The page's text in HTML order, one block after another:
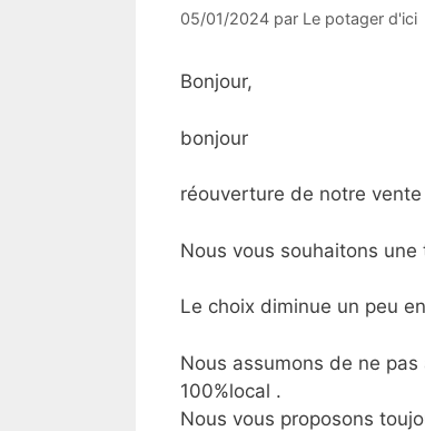
05/01/2024 par Le potager d'ici
Bonjour,
bonjour
réouverture de notre
Nous vous souhaitons
Le choix diminue un peu
Nous assumons de ne
100%local .
Nous vous proposons